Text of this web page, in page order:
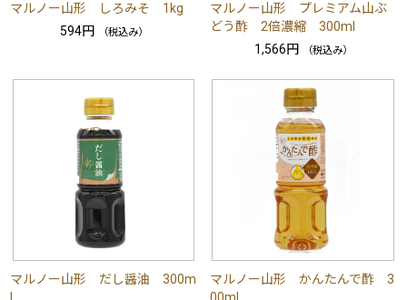
マルノー山形 しろみそ 1kg
594円
（税込み）
マルノー山形 プレミアム山ぶ
どう酢 2倍濃縮 300ml
1,566円
（税込み）
マルノー山形 だし醤油 300m
マルノー山形 かんたんで酢 3